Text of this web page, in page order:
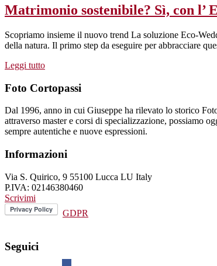
Matrimonio sostenibile? Sì, con l’
Scopriamo insieme il nuovo trend La soluzione Eco-
della natura. Il primo step da eseguire per abbracciare
Leggi tutto
Foto Cortopassi
Dal 1996, anno in cui Giuseppe ha rilevato lo storico
attraverso master e corsi di specializzazione, possiamo
sempre autentiche e nuove espressioni.
Informazioni
Via S. Quirico, 9 55100 Lucca LU Italy
P.IVA: 02146380460
Scrivimi
GDPR
Seguici